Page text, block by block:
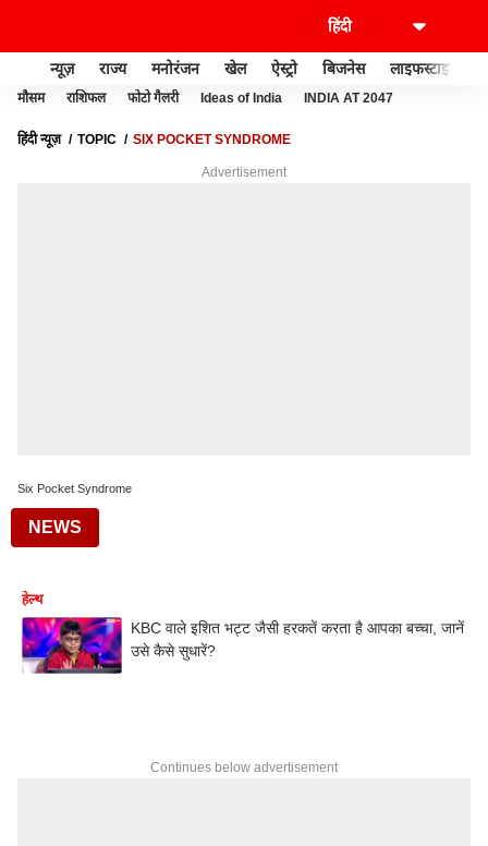
न्यूज़ राज्य मनोरंजन खेल ऐस्ट्रो बिजनेस लाइफस्टाइल
मौसम राशिफल फोटो गैलरी Ideas of India INDIA AT 2047
हिंदी न्यूज़ TOPIC SIX POCKET SYNDROME
Advertisement
Six Pocket Syndrome
NEWS
हेल्थ
KBC वाले इशित भट्ट जैसी हरकतें करता है आपका बच्चा, जानें
उसे कैसे सुधारें?
Continues below advertisement